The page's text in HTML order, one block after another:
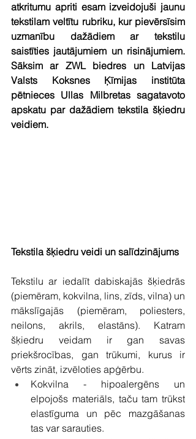
atkritumu apriti esam izveidojuši jaunu
tekstilam veltītu rubriku, kur pievērsīsim
uzmanību dažādiem ar tekstilu
saistīties jautājumiem un risinājumiem.
Sāksim ar ZWL biedres un Latvijas
Valsts Koksnes Ķīmijas institūta
pētnieces Ullas Milbretas sagatavoto
apskatu par dažādiem tekstila šķiedru
veidiem.
Tekstila šķiedru veidi un salīdzinājums
Tekstilu ar iedalīt dabiskajās šķiedrās
(piemēram, kokvilna, lins, zīds, vilna) un
mākslīgajās (piemēram, poliesters,
neilons, akrils, elastāns). Katram
šķiedru veidam ir gan savas
priekšrocības, gan trūkumi, kurus ir
vērts zināt, izvēloties apģērbu.
Kokvilna - hipoalergēns un
elpojošs materiāls, taču tam trūkst
elastīguma un pēc mazgāšanas
tas var sarauties.